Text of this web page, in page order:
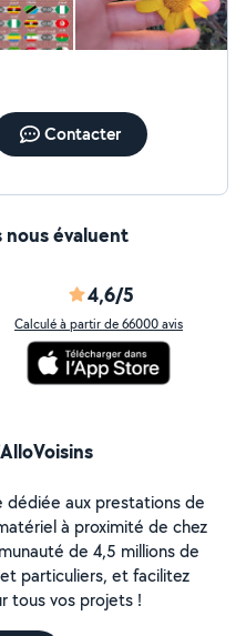
Contacter
évaluent
4,6/5
Calculé à partir de 66000 avis
dédiée aux prestations de
à proximité de chez
de 4,5 millions de
particuliers, et facilitez
tous vos projets !